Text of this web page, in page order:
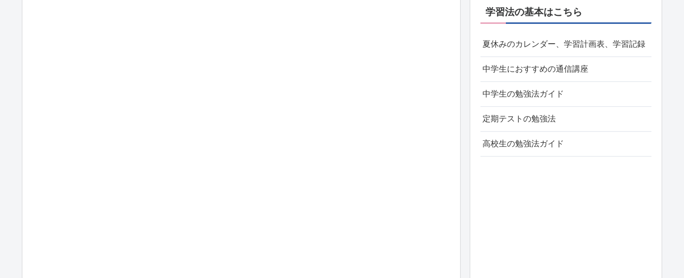
学習法の基本はこちら
夏休みのカレンダー、学習計画表、学習記録
中学生におすすめの通信講座
中学生の勉強法ガイド
定期テストの勉強法
高校生の勉強法ガイド